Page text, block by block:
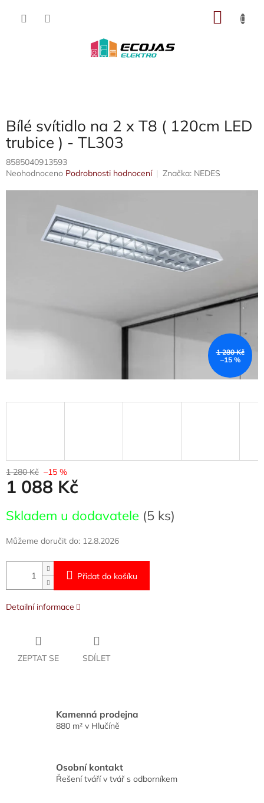
Bílé svítidlo na 2 x T8 ( 120cm LED
trubice ) - TL303
8585040913593
Průměrné
Neohodnoceno Podrobnosti hodnocení Značka: NEDES
1 280 Kč
–15 %
1 280 Kč –15 %
1 088 Kč
cena:
Skladem u dodavatele (5 ks)
Můžeme doručit do: 12.8.2026
Přidat do košíku
Detailní informace
ZEPTAT SE SDÍLET
Kamenná prodejna
880 m² v Hlučíně
Osobní kontakt
Řešení tváří v tvář s odborníkem